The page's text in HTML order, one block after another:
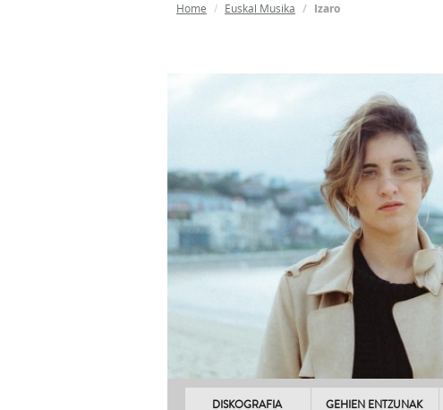
Home Euskal Musika Izaro
DISKOGRAFIA GEHIEN ENTZUNAK